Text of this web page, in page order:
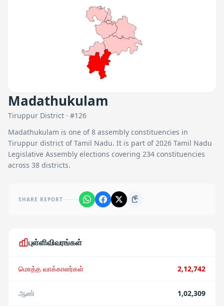
Madathukulam
Tiruppur District · #126
Madathukulam is one of8 assembly constituencies in
Tiruppur district of Tamil Nadu. It is part of 2026 Tamil Nadu
Legislative Assembly elections covering 234 constituencies
across 38 districts.
SHARE REPORT
புள்ளிவிவரங்கள்
மொத்த வாக்காளர்கள் 2,12,742
ஆண் 1,02,309